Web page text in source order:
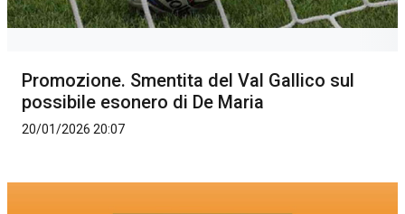
Promozione. Smentita del Val Gallico sul
possibile esonero di De Maria
20/01/2026 20:07